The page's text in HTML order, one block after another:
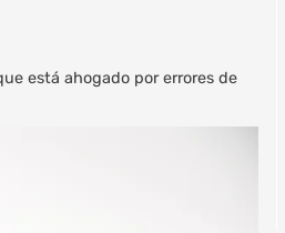
está ahogado por errores de